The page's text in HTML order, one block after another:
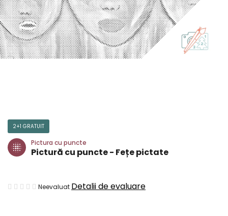
2+1 GRATUIT
Pictura cu puncte
Pictură cu puncte - Fețe pictate
Evaluarea
Neevaluat Detalii de evaluare